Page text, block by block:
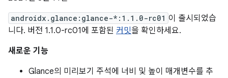
androidx.glance:glance-*:1.1.0-rc01 이 출시되었습
니다. 버전 1.1.0-rc01에 포함된 커밋을 확인하세요.
새로운 기능
Glance의 미리보기 주석에 너비 및 높이 매개변수를 추